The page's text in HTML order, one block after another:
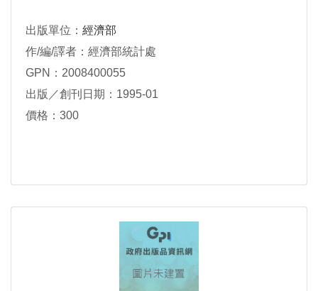
出版單位： 經濟部
作/編/譯者：經濟部統計處
GPN：2008400055
出版／創刊日期：1995-01
價格：300